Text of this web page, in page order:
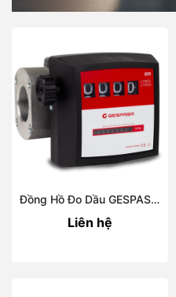
Đồng Hồ Đo Dầu GESPASA MGM-400
Liên hệ